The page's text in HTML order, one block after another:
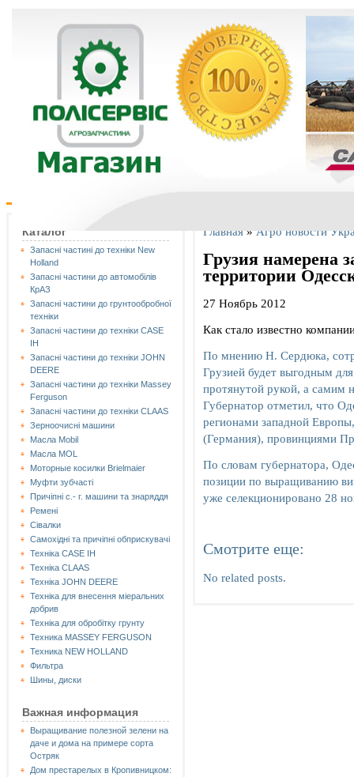
Каталог
Запасні частині до техніки New
Holland
Запасні частини до автомобілів
КрАЗ
Запасні частини до грунтообробної
техніки
Запасні частини до техніки CASE
IH
Запасні частини до техніки JOHN
DEERE
Запасні частини до техніки Massey
Ferguson
Запасні частини до техніки СLAAS
Зерноочисні машини
Масла Mobil
Масла MOL
Моторные косилки Brielmaier
Муфти зубчасті
Причіпні с.- г. машини та знаряддя
Ремені
Сівалки
Самохідні та причіпні обприскувачі
Техніка CASE IH
Техніка CLAAS
Техніка JOHN DEERE
Техніка для внесення міеральних
добрив
Техніка для обробітку грунту
Техника MASSEY FERGUSON
Техника NEW HOLLAND
Фильтра
Шины, диски
Важная информация
Выращивание полезной зелени на
даче и дома на примере сорта
Остряк
Дом престарелых в Кропивницком:
Главная»Агро новости
Грузия намерена
территории
27 Ноябрь 2012
Как стало известно
По мнению Н. Сердюка,
Грузией будет выгодным
протянутой рукой, а самим
Губернатор отметил, что
регионами западной
(Германия), провинциями
По словам губернатора,
позиции по выращиванию
уже селекционировано 28
Смотрите еще:
No related posts.